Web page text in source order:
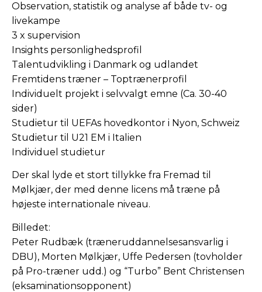
Observation, statistik og analyse af både tv- og
livekampe
3 x supervision
Insights personlighedsprofil
Talentudvikling i Danmark og udlandet
Fremtidens træner – Toptrænerprofil
Individuelt projekt i selvvalgt emne (Ca. 30-40
sider)
Studietur til UEFAs hovedkontor i Nyon, Schweiz
Studietur til U21 EM i Italien
Individuel studietur
Der skal lyde et stort tillykke fra Fremad til
Mølkjær, der med denne licens må træne på
højeste internationale niveau.
Billedet:
Peter Rudbæk (træneruddannelsesansvarlig i
DBU), Morten Mølkjær, Uffe Pedersen (tovholder
på Pro-træner udd.) og “Turbo” Bent Christensen
(eksaminationsopponent)